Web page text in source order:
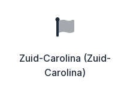
Zuid-Carolina (Zuid-
Carolina)